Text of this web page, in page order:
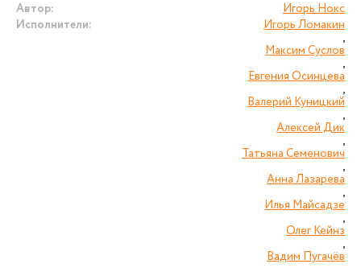
Автор:
Игорь Нокс
Исполнители:
Игорь Ломакин
,
Максим Суслов
,
Евгения Осинцева
,
Валерий Куницкий
,
Алексей Дик
,
Татьяна Семенович
,
Анна Лазарева
,
Илья Майсадзе
,
Олег Кейнз
,
Вадим Пугачёв